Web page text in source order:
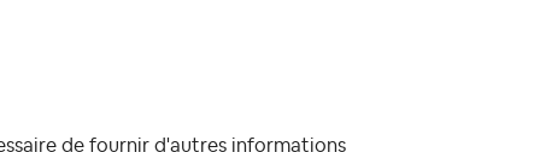
de fournir d'autres informations